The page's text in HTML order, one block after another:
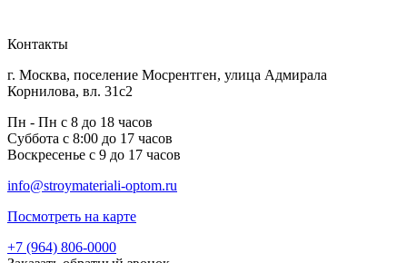
Контакты
г. Москва, поселение Мосрентген, улица Адмирала
Корнилова, вл. 31с2
Пн - Пн с 8 до 18 часов
Суббота с 8:00 до 17 часов
Воскресенье с 9 до 17 часов
info@stroymateriali-optom.ru
Посмотреть на карте
+7 (964) 806-0000